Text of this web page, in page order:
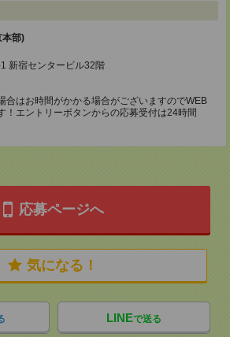
本部)
新宿センタービル32階
合はお時間がかかる場合がございますのでWEB
！エントリーボタンからの応募受付は24時間
応募ページへ
気になる！
LINEで送る